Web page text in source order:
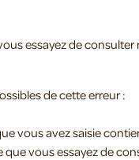
essayez de
de cette erreur :
vous avez saisie
que vous essayez de